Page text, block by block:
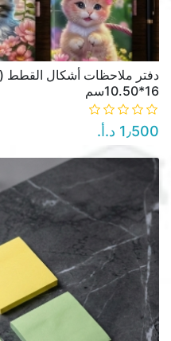
دفتر ملاحظات أشكال القطط
16*10.50سم
1٫500 د.أ.‏